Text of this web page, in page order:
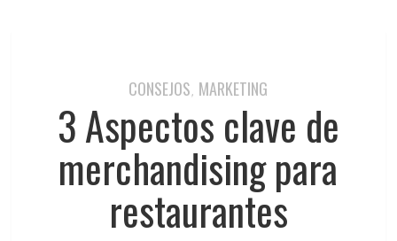
CONSEJOS, MARKETING
3 Aspectos clave de
merchandising para
restaurantes